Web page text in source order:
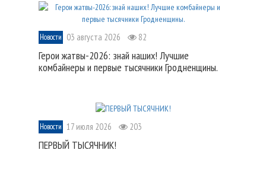
Новости 03 августа 2026 82
Герои жатвы-2026: знай наших! Лучшие
комбайнеры и первые тысячники Гродненщины.
Новости 17 июля 2026 203
ПЕРВЫЙ ТЫСЯЧНИК!